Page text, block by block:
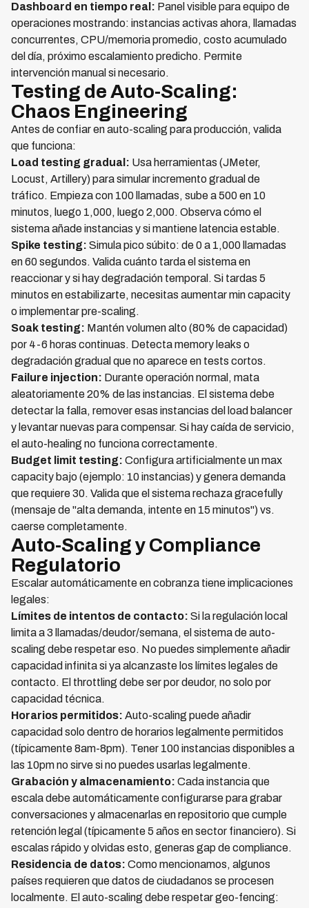
Dashboard en tiempo real: Panel visible para equipo de
operaciones mostrando: instancias activas ahora, llamadas
concurrentes, CPU/memoria promedio, costo acumulado
del día, próximo escalamiento predicho. Permite
intervención manual si necesario.
Testing de Auto-Scaling:
Chaos Engineering
Antes de confiar en auto-scaling para producción, valida
que funciona:
Load testing gradual: Usa herramientas (JMeter,
Locust, Artillery) para simular incremento gradual de
tráfico. Empieza con 100 llamadas, sube a 500 en 10
minutos, luego 1,000, luego 2,000. Observa cómo el
sistema añade instancias y si mantiene latencia estable.
Spike testing: Simula pico súbito: de 0 a 1,000 llamadas
en 60 segundos. Valida cuánto tarda el sistema en
reaccionar y si hay degradación temporal. Si tardas 5
minutos en estabilizarte, necesitas aumentar min capacity
o implementar pre-scaling.
Soak testing: Mantén volumen alto (80% de capacidad)
por 4-6 horas continuas. Detecta memory leaks o
degradación gradual que no aparece en tests cortos.
Failure injection: Durante operación normal, mata
aleatoriamente 20% de las instancias. El sistema debe
detectar la falla, remover esas instancias del load balancer
y levantar nuevas para compensar. Si hay caída de servicio,
el auto-healing no funciona correctamente.
Budget limit testing: Configura artificialmente un max
capacity bajo (ejemplo: 10 instancias) y genera demanda
que requiere 30. Valida que el sistema rechaza gracefully
(mensaje de "alta demanda, intente en 15 minutos") vs.
caerse completamente.
Auto-Scaling y Compliance
Regulatorio
Escalar automáticamente en cobranza tiene implicaciones
legales:
Límites de intentos de contacto: Si la regulación local
limita a 3 llamadas/deudor/semana, el sistema de auto-
scaling debe respetar eso. No puedes simplemente añadir
capacidad infinita si ya alcanzaste los límites legales de
contacto. El throttling debe ser por deudor, no solo por
capacidad técnica.
Horarios permitidos: Auto-scaling puede añadir
capacidad solo dentro de horarios legalmente permitidos
(típicamente 8am-8pm). Tener 100 instancias disponibles a
las 10pm no sirve si no puedes usarlas legalmente.
Grabación y almacenamiento: Cada instancia que
escala debe automáticamente configurarse para grabar
conversaciones y almacenarlas en repositorio que cumple
retención legal (típicamente 5 años en sector financiero). Si
escalas rápido y olvidas esto, generas gap de compliance.
Residencia de datos: Como mencionamos, algunos
países requieren que datos de ciudadanos se procesen
localmente. El auto-scaling debe respetar geo-fencing: